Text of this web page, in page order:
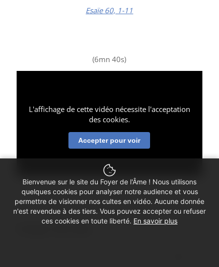
Esaïe 60, 1-11
(6mn 40s)
L'affichage de cette vidéo nécessite l'acceptation
des cookies.
Accepter pour voir
Bienvenue sur le site du Foyer de l'Âme ! Nous utilisons
quelques cookies pour analyser notre audience et vous
permettre de visionner nos cultes en vidéo. Aucune donnée
n'est revendue à des tiers. Vous pouvez accepter ou refuser
ces cookies en toute liberté. En savoir plus